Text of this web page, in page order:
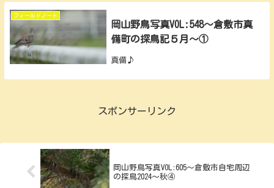
フィールドノート
岡山野鳥写真VOL:548～倉敷市真
備町の探鳥記５月～①
真備♪
スポンサーリンク
岡山野鳥写真VOL:605～倉敷市自宅周辺
の探鳥2024～秋④